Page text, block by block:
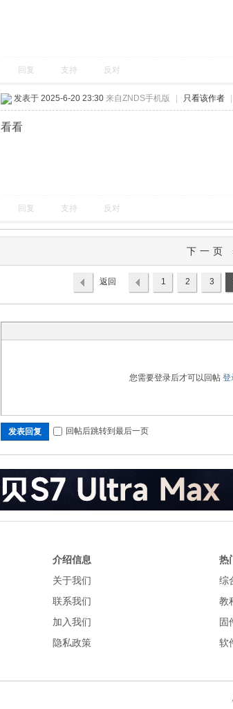
回复 支持 反对
发表于 2025-6-20 23:30 来自ZNDS手机版 只看该作者
看看
回复 支持 反对
下一页
1 2 3
返回
您需要登录后才可以回帖 登
发表回复 回帖后跳转到最后一页
热
综
教
固
软
介绍信息
关于我们
联系我们
加入我们
隐私政策